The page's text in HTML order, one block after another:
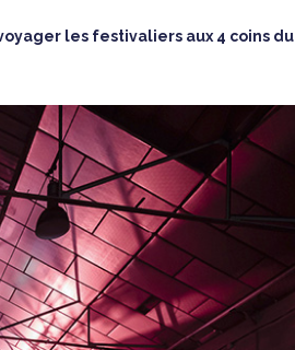
les festivaliers aux 4 coins du